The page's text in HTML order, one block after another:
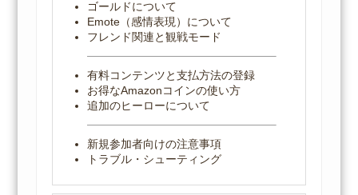
ゴールドについて
Emote（感情表現）について
フレンド関連と観戦モード
有料コンテンツと支払方法の登録
お得なAmazonコインの使い方
追加のヒーローについて
新規参加者向けの注意事項
トラブル・シューティング